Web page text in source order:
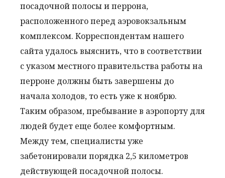
посадочной полосы и перрона,
расположенного перед аэровокзальным
комплексом. Корреспондентам нашего
сайта удалось выяснить, что в соответствии
с указом местного правительства работы на
перроне должны быть завершены до
начала холодов, то есть уже к ноябрю.
Таким образом, пребывание в аэропорту для
людей будет еще более комфортным.
Между тем, специалисты уже
забетонировали порядка 2,5 километров
действующей посадочной полосы.